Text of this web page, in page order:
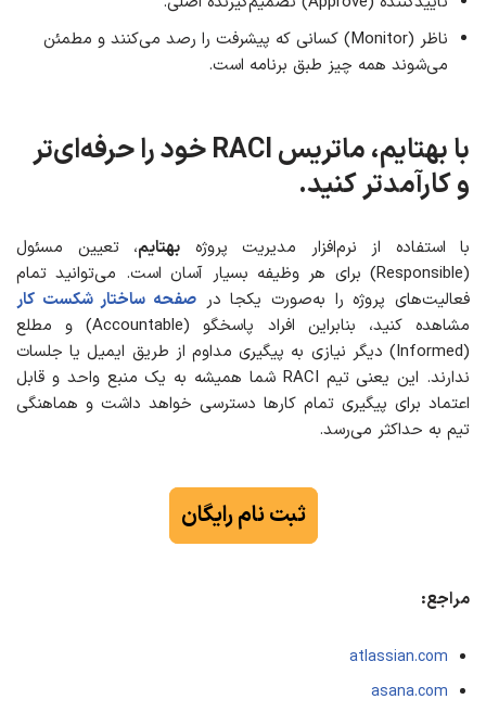
ناظر (Monitor) کسانی که پیشرفت را رصد می‌کنند و مطمئن
می‌شوند همه چیز طبق برنامه است.
با بهتایم، ماتریس RACI خود را حرفه‌ای‌تر
و کارآمدتر کنید.
با استفاده از نرم‌افزار مدیریت پروژه بهتایم، تعیین مسئول
(Responsible) برای هر وظیفه بسیار آسان است. می‌توانید تمام
فعالیت‌های پروژه را به‌صورت یکجا در صفحه ساختار شکست کار
مشاهده کنید، بنابراین افراد پاسخگو (Accountable) و مطلع
(Informed) دیگر نیازی به پیگیری مداوم از طریق ایمیل یا جلسات
ندارند. این یعنی تیم RACI شما همیشه به یک منبع واحد و قابل
اعتماد برای پیگیری تمام کارها دسترسی خواهد داشت و هماهنگی
تیم به حداکثر می‌رسد.
ثبت نام رایگان
مراجع:
atlassian.com
asana.com